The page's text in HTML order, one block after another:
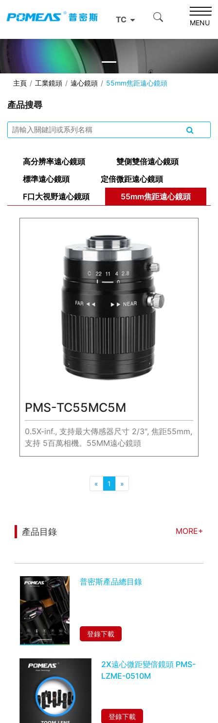
TC MENU
主頁 工業鏡頭 遠心鏡頭 55mm焦距遠心鏡頭
產品搜尋
高分辨率遠心鏡頭
雙側雙倍遠心鏡頭
標準遠心鏡頭
定倍微距遠心鏡頭
F口大視野遠心鏡頭
55mm焦距遠心鏡頭
PMS-TC55MC5M
0.5X-inf., 支持最大傳感器尺寸 2/3", 焦距55mm,
支持 5百萬相機。55MM遠心鏡頭
« 1 »
產品目錄
MORE+
普密斯產品總目錄
登錄下載
2X遠心微距變倍鏡頭 PMS-
LZME-0510M
登錄下載